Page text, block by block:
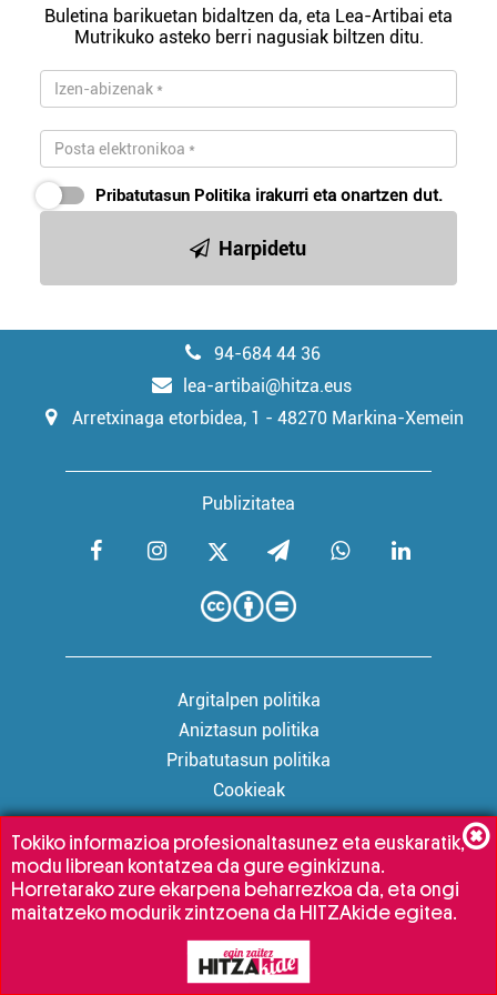
Buletina barikuetan bidaltzen da, eta Lea-Artibai eta
Mutrikuko asteko berri nagusiak biltzen ditu.
Pribatutasun Politika irakurri eta onartzen dut.
Harpidetu
94-684 44 36
lea-artibai@hitza.eus
Arretxinaga etorbidea, 1 - 48270 Markina-Xemein
Publizitatea
Argitalpen politika
Aniztasun politika
Pribatutasun politika
Cookieak
Babesleak:
Tokiko informazioa profesionaltasunez eta euskaratik,
modu librean kontatzea da gure eginkizuna.
Horretarako zure ekarpena beharrezkoa da, eta ongi
maitatzeko modurik zintzoena da HITZAkide egitea.